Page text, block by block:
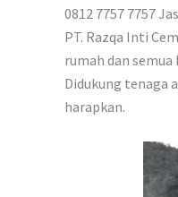
0812 7757 7757
PT. Razqa Inti
rumah dan
Didukung tenaga
harapkan.